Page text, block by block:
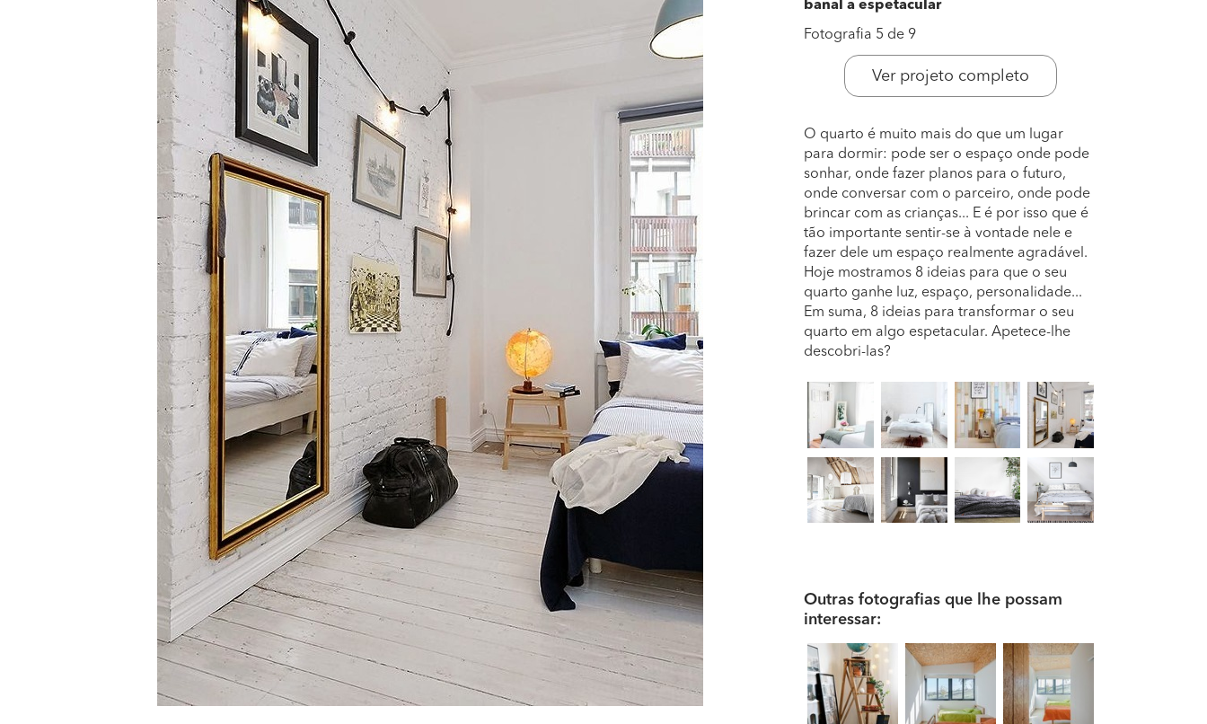
banal a espetacular
Fotografia 5 de 9
Ver projeto completo
O quarto é muito mais do que um lugar
para dormir: pode ser o espaço onde pode
sonhar, onde fazer planos para o futuro,
onde conversar com o parceiro, onde pode
brincar com as crianças... E é por isso que é
tão importante sentir-se à vontade nele e
fazer dele um espaço realmente agradável.
Hoje mostramos 8 ideias para que o seu
quarto ganhe luz, espaço, personalidade...
Em suma, 8 ideias para transformar o seu
quarto em algo espetacular. Apetece-lhe
descobri-las?
Outras fotografias que lhe possam
interessar: